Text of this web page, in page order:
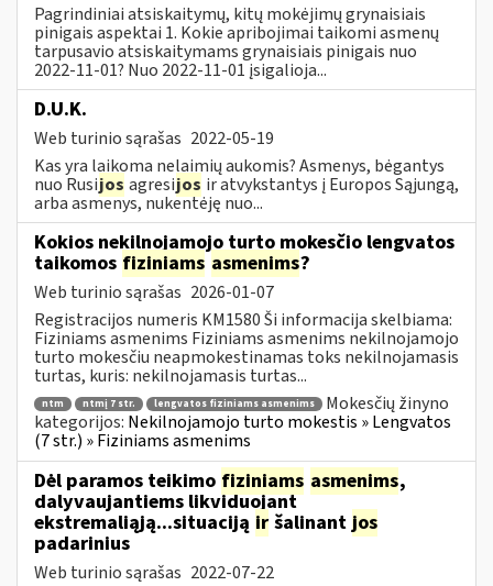
Pagrindiniai atsiskaitymų, kitų mokėjimų grynaisiais
pinigais aspektai 1. Kokie apribojimai taikomi asmenų
tarpusavio atsiskaitymams grynaisiais pinigais nuo
2022-11-01? Nuo 2022-11-01 įsigalioja...
D.U.K.
Web turinio sąrašas 2022-05-19
Kas yra laikoma nelaimių aukomis? Asmenys, bėgantys
nuo Rusijos agresijos ir atvykstantys į Europos Sąjungą,
arba asmenys, nukentėję nuo...
Kokios nekilnojamojo turto mokesčio lengvatos
taikomos fiziniams asmenims?
Web turinio sąrašas 2026-01-07
Registracijos numeris KM1580 Ši informacija skelbiama:
Fiziniams asmenims Fiziniams asmenims nekilnojamojo
turto mokesčiu neapmokestinamas toks nekilnojamasis
turtas, kuris: nekilnojamasis turtas...
ntm ntmį 7 str. lengvatos fiziniams asmenims
Mokesčių žinyno
kategorijos: Nekilnojamojo turto mokestis » Lengvatos
(7 str.) » Fiziniams asmenims
Dėl paramos teikimo fiziniams asmenims,
dalyvaujantiems likviduojant
ekstremaliąją...situaciją ir šalinant jos
padarinius
Web turinio sąrašas 2022-07-22